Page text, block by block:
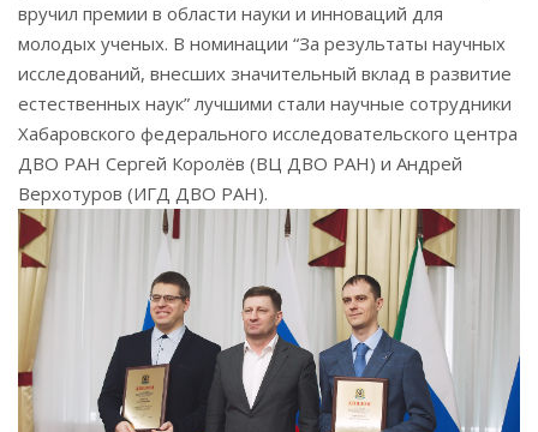
вручил премии в области науки и инноваций для
молодых ученых. В номинации “За результаты научных
исследований, внесших значительный вклад в развитие
естественных наук” лучшими стали научные сотрудники
Хабаровского федерального исследовательского центра
ДВО РАН Сергей Королёв (ВЦ ДВО РАН) и Андрей
Верхотуров (ИГД ДВО РАН).